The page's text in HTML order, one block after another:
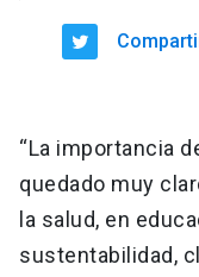
“La importancia
quedado muy
la salud, en
sustentabilidad,